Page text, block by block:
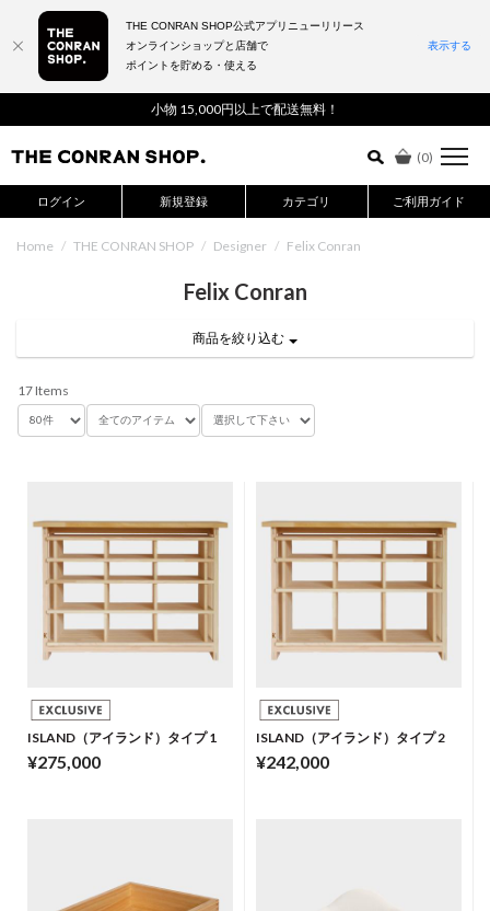
小物 15,000円以上で配送無料！
(0)
ログイン 新規登録 カテゴリ ご利用ガイド
詳細検索はこちら
Home / THE CONRAN SHOP / Designer / Felix Conran
Felix Conran
商品を絞り込む
17 Items
ISLAND（アイランド）タイプ 1
¥275,000
ISLAND（アイランド）タイプ 2
¥242,000
THE CONRAN SHOP公式アプリニューリリース
オンラインショップと店舗で
ポイントを貯める・使える
表示する